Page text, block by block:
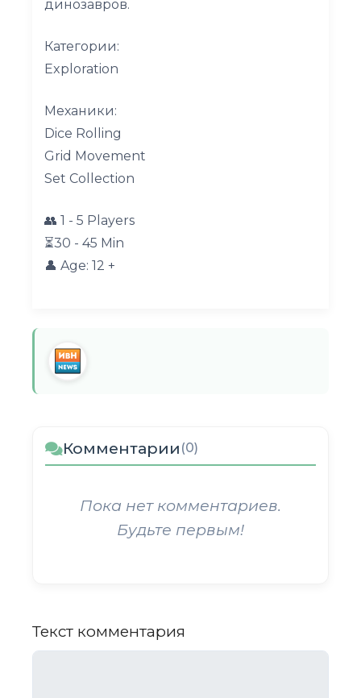
динозавров.
Категории:
Exploration
Meханики:
Dice Rolling
Grid Movement
Set Collection
👥 1 - 5 Players
⏳30 - 45 Min
👤 Age: 12 +
Комментарии (0)
Пока нет комментариев.
Будьте первым!
Текст комментария